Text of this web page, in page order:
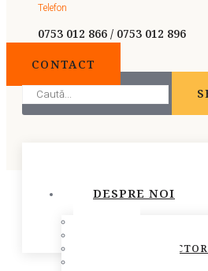
Telefon
0753 012 866 / 0753 012 896
CONTACT
DESPRE NOI
CONSILIUL DIRECTOR